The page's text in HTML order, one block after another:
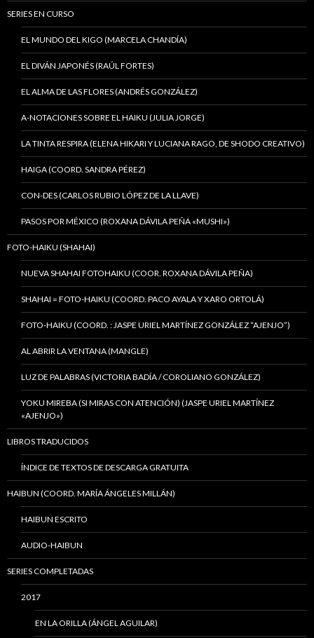
SERIES EN CURSO
EL MUNDO DEL KIGO (MARCELA CHANDÍA)
EL DIVÁN JAPONÉS (RAÚL FORTES)
EL ALMA DE LAS FLORES (ANDRÉS GONZÁLEZ)
A-NOTACIONES SOBRE EL HAIKU (JULIA JORGE)
LA TINTA RESPIRA (ELENA HIKARI Y LUCIANA RAGO, DE SHODO CREATIVO)
HAIGA (COORD. SANDRA PÉREZ)
CON-DES (CARLOS RUBIO LÓPEZ DE LA LLAVE)
PASOS POR MÉXICO (ROXANA DÁVILA PEÑA «MUSHI»)
FOTO-HAIKU (SHAHAI)
NUEVA SHAHAI FOTOHAIKU (COOR. ROXANA DÁVILA PEÑA)
SHAHAI = FOTO-HAIKU (COORD. PACO AYALA Y XARO ORTOLÁ)
FOTO-HAIKU (COORD. : JASPE URIEL MARTÍNEZ GONZÁLEZ “AJENJO”)
AL ABRIR LA VENTANA (MANGLE)
LUZ DE PALABRAS (VICTORIA BADÍA / COROLIANO GONZÁLEZ)
YOKU MIREBA (SI MIRAS CON ATENCIÓN) (JASPE URIEL MARTÍNEZ
«AJENJO»)
LIBROS TRADUCIDOS
ÍNDICE DE TEXTOS DE DESCARGA GRATUITA
HAIBUN (COORD. MARÍA ÁNGELES MILLÁN)
HAIBUN ESCRITO
AUDIO-HAIBUN
SERIES COMPLETADAS
2017
EN LA ORILLA (ÁNGEL AGUILAR)